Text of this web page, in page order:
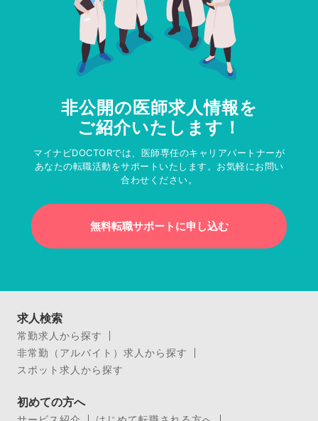
非公開の医師求人情報を
ご紹介いたします！
マイナビDOCTORでは、医師専任のキャリアパートナーが
あなたの転職活動をサポートいたします。お気軽にお問い
合わせください。
無料転職サポートに申し込む
求人検索
常勤求人から探す
非常勤（アルバイト）求人から探す
スポット求人から探す
初めての方へ